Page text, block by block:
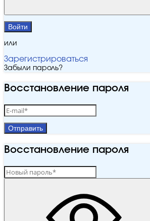
Войти
или
Зарегистрироваться
Забыли пароль?
Восстановление пароля
Отправить
Восстановление пароля